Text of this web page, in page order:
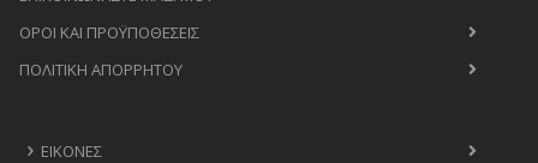
ΟΡΟΙ ΚΑΙ ΠΡΟΫΠΟΘΈΣΕΙΣ
ΠΟΛΙΤΙΚΉ ΑΠΟΡΡΉΤΟΥ
ΕΙΚΌΝΕΣ